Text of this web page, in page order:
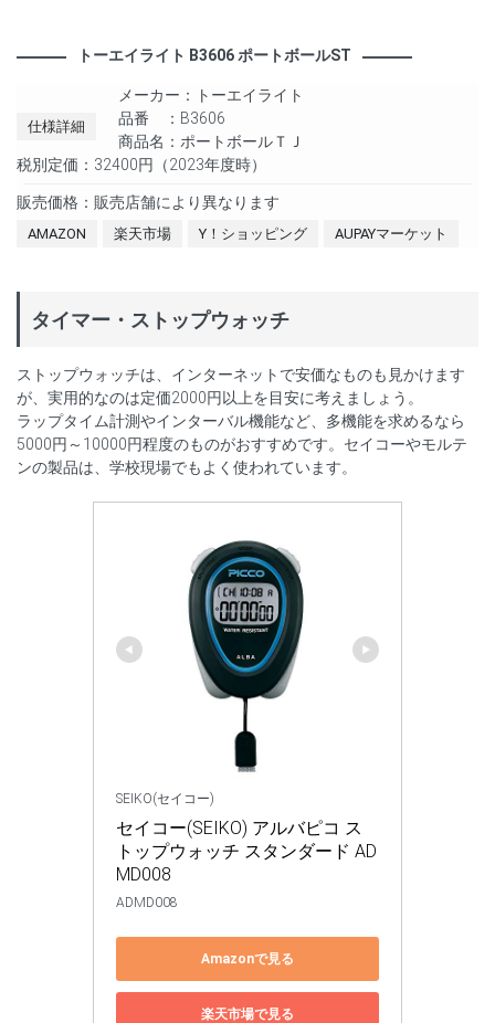
トーエイライト B3606 ポートボールST
仕様詳細
メーカー：トーエイライト
品番 ：B3606
商品名：ポートボールＴＪ
税別定価：32400円（2023年度時）
販売価格：販売店舗により異なります
AMAZON 楽天市場 Y！ショッピング AUPAYマーケット
タイマー・ストップウォッチ
ストップウォッチは、インターネットで安価なものも見かけます
が、実用的なのは定価2000円以上を目安に考えましょう。
ラップタイム計測やインターバル機能など、多機能を求めるなら
5000円～10000円程度のものがおすすめです。セイコーやモルテ
ンの製品は、学校現場でもよく使われています。
SEIKO(セイコー)
セイコー(SEIKO) アルバピコ ス
トップウォッチ スタンダード AD
MD008
ADMD008
Amazonで見る
楽天市場で見る